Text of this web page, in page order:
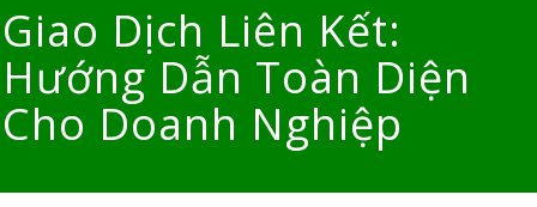
Giao Dịch Liên Kết:
Hướng Dẫn Toàn Diện
Cho Doanh Nghiệp